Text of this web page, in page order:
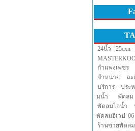
24นิ้ว 25exn
กำแพงเพชร
จำหน่าย
ฉะ
บริการ
ประ
มน้ำ
พัดลม
พัดลมไอน้ำ
พัดลมอีเวป 06
ร้านขายพัดลม